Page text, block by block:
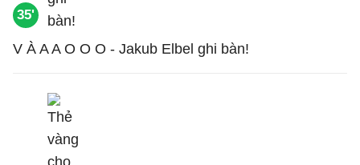
35'
V À A A O O O - Jakub Elbel ghi bàn!